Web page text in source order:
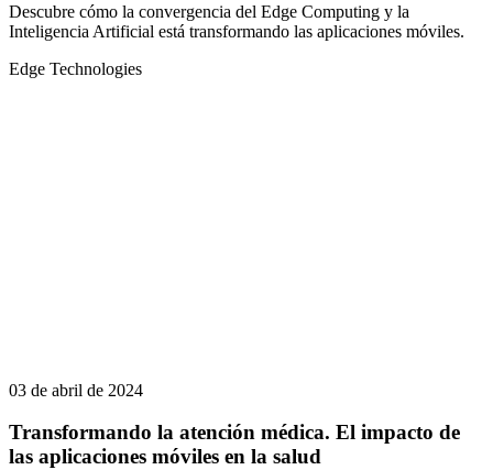
Descubre cómo la convergencia del Edge Computing y la
Inteligencia Artificial está transformando las aplicaciones móviles.
Edge Technologies
03 de abril de 2024
Transformando la atención médica. El impacto de
las aplicaciones móviles en la salud